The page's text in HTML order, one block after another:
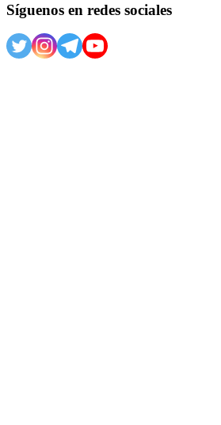
Síguenos en redes sociales